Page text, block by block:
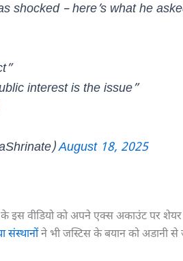
shocked – here’s what he
interest is the issue”
August 18, 2025
के इस वीडियो को अपने एक्स अकाउंट पर
संस्थानोंने भी जस्टिस के बयान को अडानी से